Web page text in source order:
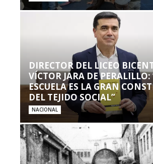
DIRECTOR DEL LICEO
VÍCTOR JARA DE PERALILLO:
ESCUELA ES LA GRAN
DEL TEJIDO SOCIAL”
NACIONAL